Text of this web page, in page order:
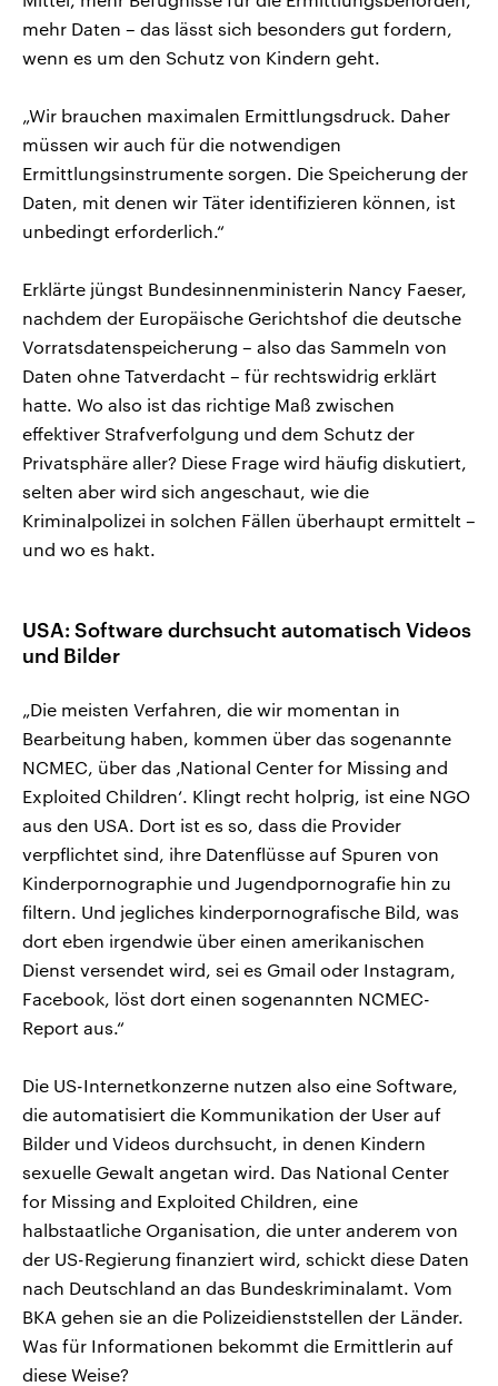
mehr Daten – das lässt sich besonders gut fordern,
wenn es um den Schutz von Kindern geht.
„Wir brauchen maximalen Ermittlungsdruck. Daher
müssen wir auch für die notwendigen
Ermittlungsinstrumente sorgen. Die Speicherung der
Daten, mit denen wir Täter identifizieren können, ist
unbedingt erforderlich.“
Erklärte jüngst Bundesinnenministerin Nancy Faeser,
nachdem der Europäische Gerichtshof die deutsche
Vorratsdatenspeicherung – also das Sammeln von
Daten ohne Tatverdacht – für rechtswidrig erklärt
hatte. Wo also ist das richtige Maß zwischen
effektiver Strafverfolgung und dem Schutz der
Privatsphäre aller? Diese Frage wird häufig diskutiert,
selten aber wird sich angeschaut, wie die
Kriminalpolizei in solchen Fällen überhaupt ermittelt –
und wo es hakt.
USA: Software durchsucht automatisch Videos
und Bilder
„Die meisten Verfahren, die wir momentan in
Bearbeitung haben, kommen über das sogenannte
NCMEC, über das ‚National Center for Missing and
Exploited Children‘. Klingt recht holprig, ist eine NGO
aus den USA. Dort ist es so, dass die Provider
verpflichtet sind, ihre Datenflüsse auf Spuren von
Kinderpornographie und Jugendpornografie hin zu
filtern. Und jegliches kinderpornografische Bild, was
dort eben irgendwie über einen amerikanischen
Dienst versendet wird, sei es Gmail oder Instagram,
Facebook, löst dort einen sogenannten NCMEC-
Report aus.“
Die US-Internetkonzerne nutzen also eine Software,
die automatisiert die Kommunikation der User auf
Bilder und Videos durchsucht, in denen Kindern
sexuelle Gewalt angetan wird. Das National Center
for Missing and Exploited Children, eine
halbstaatliche Organisation, die unter anderem von
der US-Regierung finanziert wird, schickt diese Daten
nach Deutschland an das Bundeskriminalamt. Vom
BKA gehen sie an die Polizeidienststellen der Länder.
Was für Informationen bekommt die Ermittlerin auf
diese Weise?